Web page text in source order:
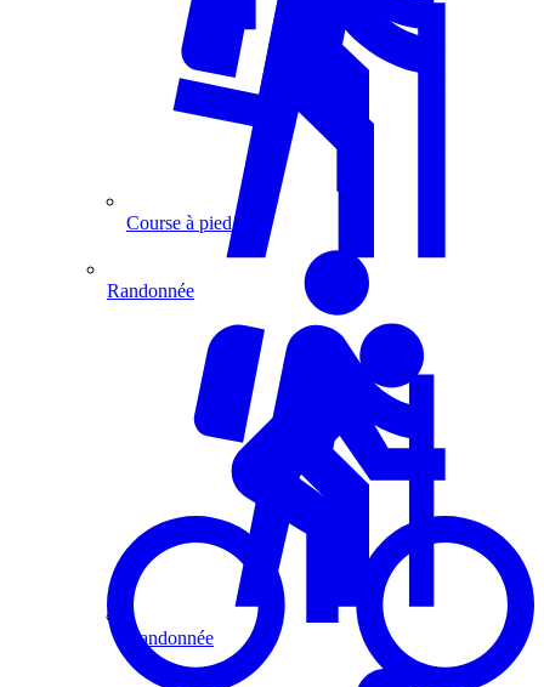
Course à pied
Randonnée
Randonnée